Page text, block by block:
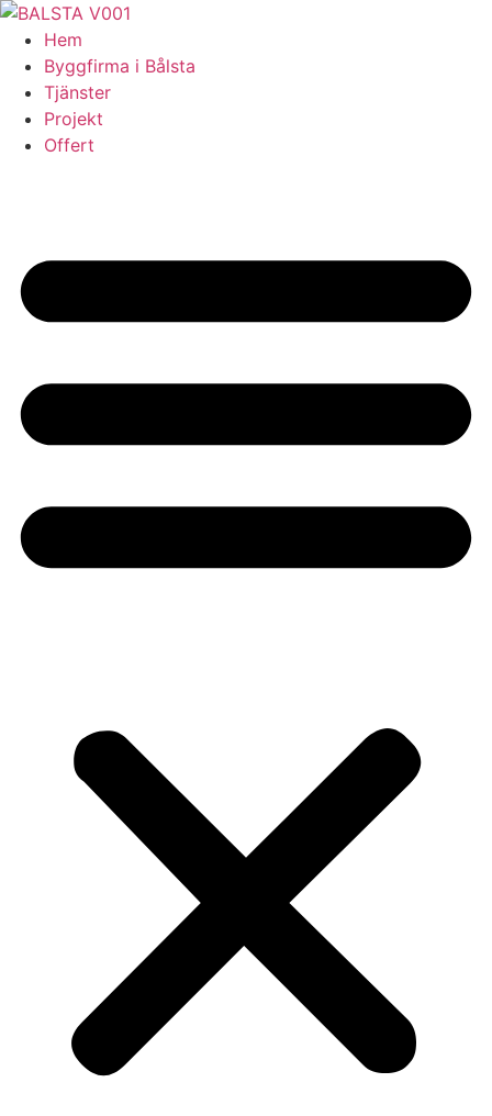
Skip
content
Hem
Byggfirma i Bålsta
Tjänster
Projekt
Offert